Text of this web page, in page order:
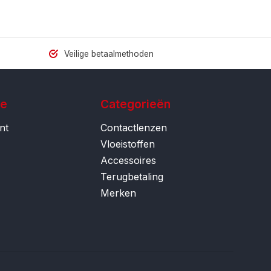
Veilige betaalmethoden
Categorieën
Contactlenzen
Vloeistoffen
Accessoires
Terugbetaling
Merken